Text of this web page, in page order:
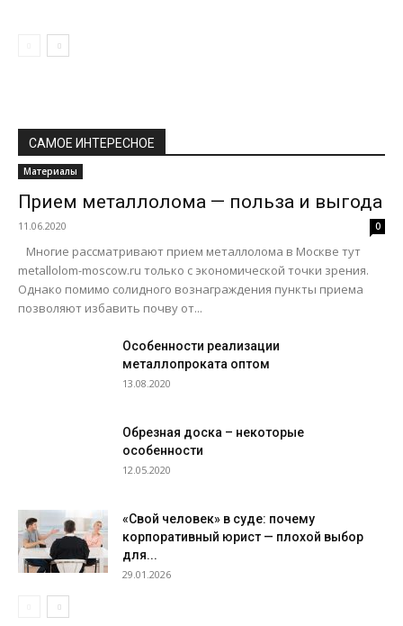
САМОЕ ИНТЕРЕСНОЕ
Материалы
Прием металлолома — польза и выгода
11.06.2020 0
Многие рассматривают прием металлолома в Москве тут
metallolom-moscow.ru только с экономической точки зрения.
Однако помимо солидного вознаграждения пункты приема
позволяют избавить почву от...
Особенности реализации
металлопроката оптом
13.08.2020
Обрезная доска – некоторые
особенности
12.05.2020
«Свой человек» в суде: почему
корпоративный юрист — плохой выбор
для...
29.01.2026